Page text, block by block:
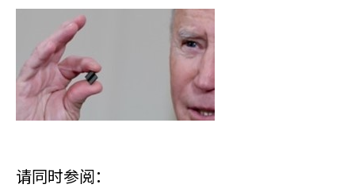
请同时参阅：